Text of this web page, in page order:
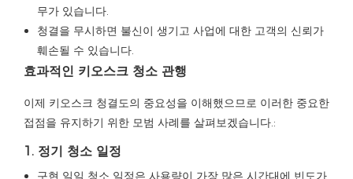
무가 있습니다.
청결을 무시하면 불신이 생기고 사업에 대한 고객의 신뢰가
훼손될 수 있습니다.
효과적인 키오스크 청소 관행
이제 키오스크 청결도의 중요성을 이해했으므로 이러한 중요한
접점을 유지하기 위한 모범 사례를 살펴보겠습니다.:
1. 정기 청소 일정
구현 일일 청소 일정은 사용량이 가장 많은 시간대에 빈도가